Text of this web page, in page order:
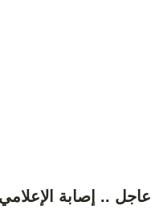
عاجل .. إصابة